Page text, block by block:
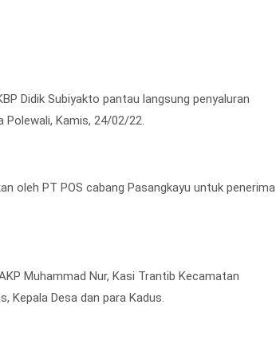
Didik Subiyakto pantau langsung penyaluran
Polewali, Kamis, 24/02/22.
oleh PT POS cabang Pasangkayu untuk penerima
Muhammad Nur, Kasi Trantib Kecamatan
Kepala Desa dan para Kadus.